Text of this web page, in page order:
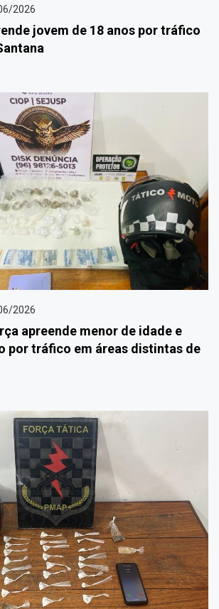
2026
jovem de 18 anos por tráfico
2026
apreende menor de idade e
por tráfico em áreas distintas de